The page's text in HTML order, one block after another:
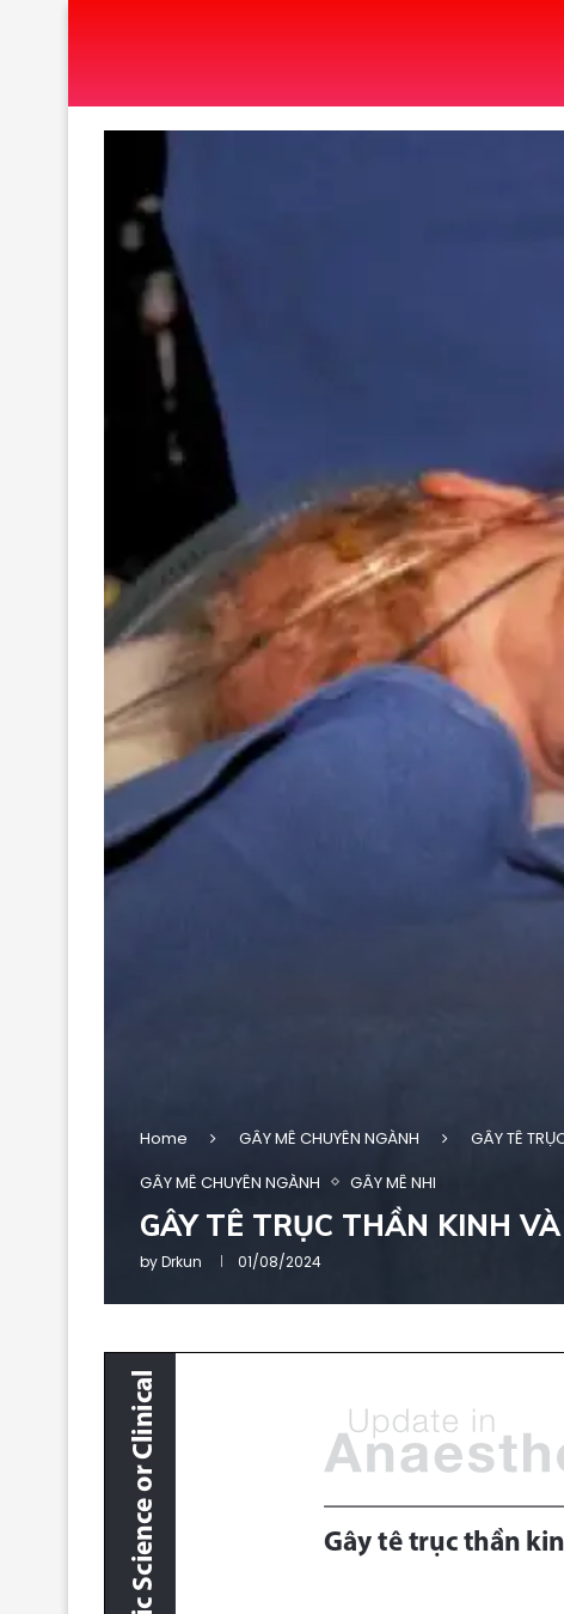
Home GÂY MÊ CHUYÊN NGÀNH
GÂY TÊ
GÂY MÊ CHUYÊN NGÀNH
GÂY MÊ NHI
GÂY TÊ TRỤC THẦN KINH
byDrkun 01/08/2024